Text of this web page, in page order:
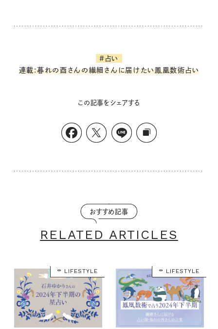
#占い
連載:暮れの酉さんの繊細さんに届けたい鳳凰数術占い
この記事をシェアする
おすすめ記事
RELATED ARTICLES
LIFESTYLE LIFESTYLE